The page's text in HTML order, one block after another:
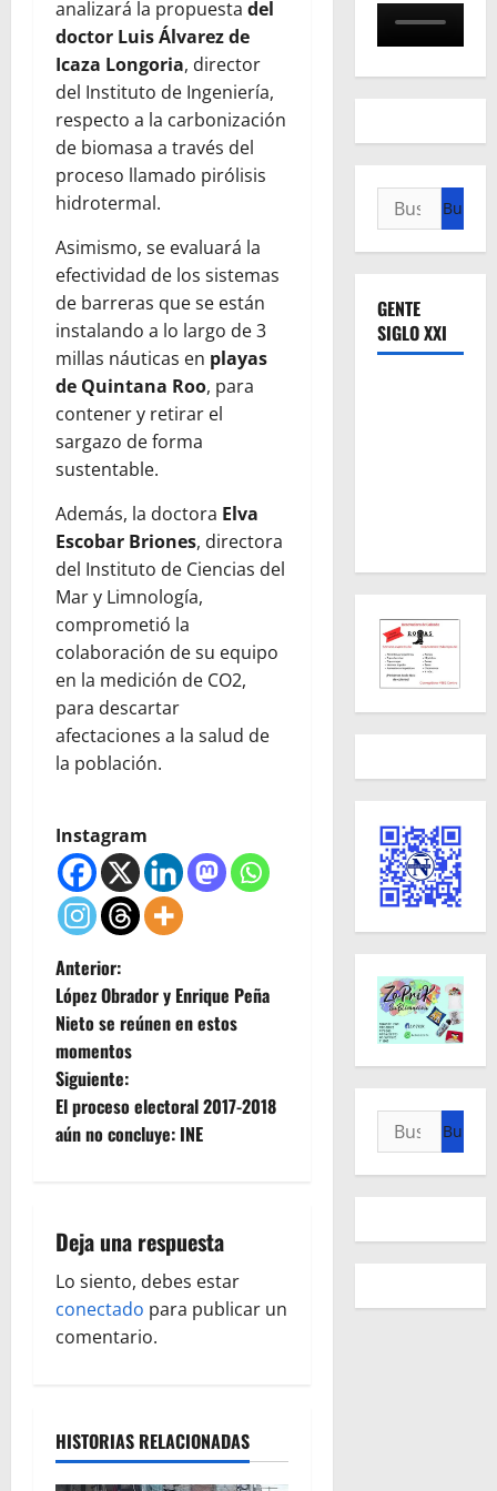
analizará la propuesta del
doctor Luis Álvarez de
Icaza Longoria, director
del Instituto de Ingeniería,
respecto a la carbonización
de biomasa a través del
proceso llamado pirólisis
hidrotermal.
Asimismo, se evaluará la
efectividad de los sistemas
de barreras que se están
instalando a lo largo de 3
millas náuticas en playas
de Quintana Roo, para
contener y retirar el
sargazo de forma
sustentable.
Además, la doctora Elva
Escobar Briones, directora
del Instituto de Ciencias del
Mar y Limnología,
comprometió la
colaboración de su equipo
en la medición de CO2,
para descartar
afectaciones a la salud de
la población.
Instagram
N
a
v
e
c
i
ó
d
Anterior:
López Obrador y Enrique Peña
Nieto se reúnen en estos
momentos
Siguiente:
El proceso electoral 2017-2018
aún no concluye: INE
Deja una respuesta
Lo siento, debes estar
conectado para publicar un
comentario.
HISTORIAS RELACIONADAS
Buscar:
GENTE
SIGLO XXI
Buscar: